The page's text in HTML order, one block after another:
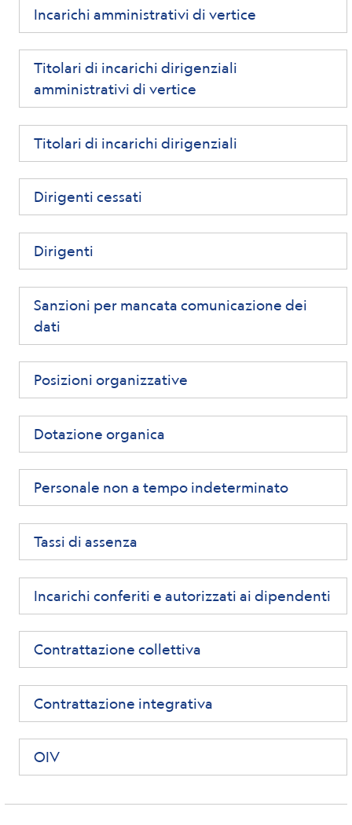
Incarichi amministrativi di vertice
Titolari di incarichi dirigenziali
amministrativi di vertice
Titolari di incarichi dirigenziali
Dirigenti cessati
Dirigenti
Sanzioni per mancata comunicazione dei
dati
Posizioni organizzative
Dotazione organica
Personale non a tempo indeterminato
Tassi di assenza
Incarichi conferiti e autorizzati ai dipendenti
Contrattazione collettiva
Contrattazione integrativa
OIV
Link